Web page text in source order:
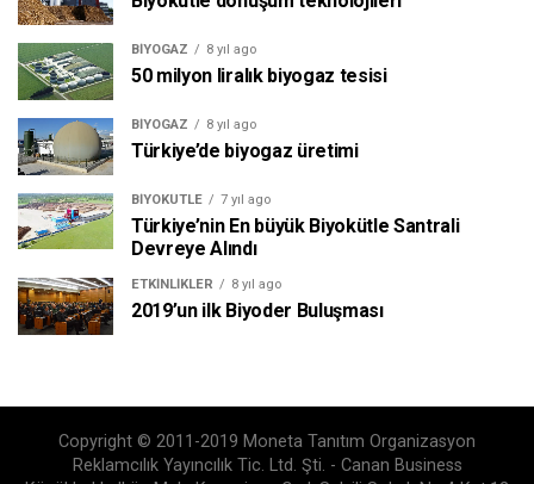
BIYOGAZ 8 yıl ago
50 milyon liralık biyogaz tesisi
BIYOGAZ 8 yıl ago
Türkiye’de biyogaz üretimi
BIYOKÜTLE 7 yıl ago
Türkiye’nin En büyük Biyokütle Santrali
Devreye Alındı
ETKINLIKLER 8 yıl ago
2019’un ilk Biyoder Buluşması
Copyright © 2011-2019 Moneta Tanıtım Organizasyon
Reklamcılık Yayıncılık Tic. Ltd. Şti. - Canan Business